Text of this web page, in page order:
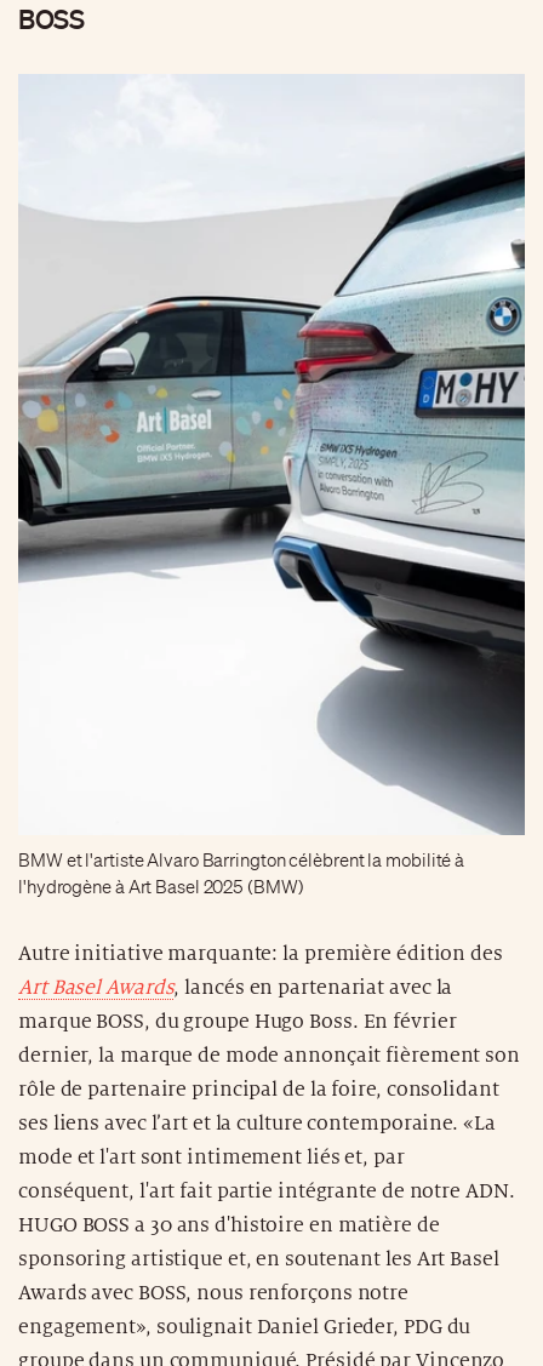
BOSS
BMW et l'artiste Alvaro Barrington célèbrent la mobilité à
l'hydrogène à Art Basel 2025 (BMW)
Autre initiative marquante: la première édition des
Art Basel Awards, lancés en partenariat avec la
marque BOSS, du groupe Hugo Boss. En février
dernier, la marque de mode annonçait fièrement son
rôle de partenaire principal de la foire, consolidant
ses liens avec l’art et la culture contemporaine. «La
mode et l'art sont intimement liés et, par
conséquent, l'art fait partie intégrante de notre ADN.
HUGO BOSS a 30 ans d'histoire en matière de
sponsoring artistique et, en soutenant les Art Basel
Awards avec BOSS, nous renforçons notre
engagement», soulignait Daniel Grieder, PDG du
groupe dans un communiqué. Présidé par Vincenzo